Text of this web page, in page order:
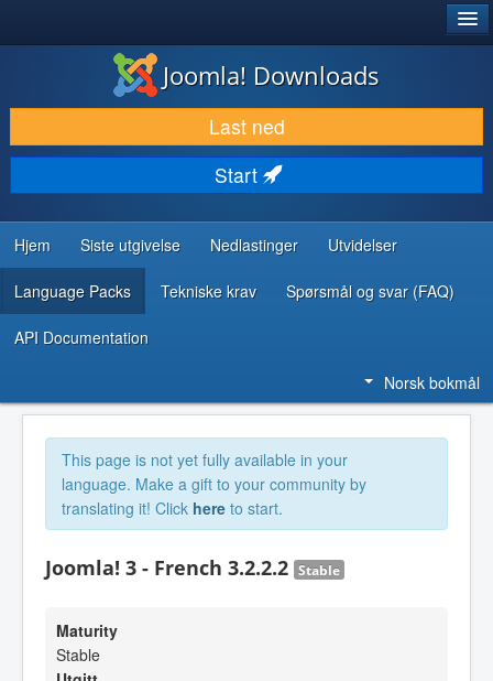
LAST NED & UTVID
OPPDAG & LÆR
SAMFUNN & BRUKERSTØTTE
UTVIKLINGSRESSURSER
Joomla! Downloads
Last ned
Start
Hjem Siste utgivelse Nedlastinger Utvidelser
Language Packs Tekniske krav Spørsmål og svar (FAQ)
API Documentation
Norsk bokmål
This page is not yet fully available in your
language. Make a gift to your community by
translating it! Click here to start.
Joomla! 3 - French 3.2.2.2 Stable
Maturity
Stable